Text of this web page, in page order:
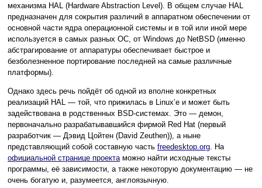
механизма HAL (Hardware Abstraction Level). В общем случае HAL
предназначен для сокрытия различий в аппаратном обеспечении от
основной части ядра операционной системы и в той или иной мере
используется в самых разных ОС, от Windows до NetBSD (именно
абстрагирование от аппаратуры обеспечивает быстрое и
безболезненное портирование последней на самые различные
платформы).
Однако здесь речь пойдёт об одной из вполне конкретных
реализаций HAL — той, что прижилась в Linux’е и может быть
задействована в родственных BSD-системах. Это — демон,
первоначально разрабатывавшийся фирмой Red Hat (первый
разработчик — Дэвид Цойтен (David Zeuthen)), а ныне
представляющий собой составную часть freedesktop.org. На
официальной странице проектаможно найти исходные тексты
программы, её зависимости, а также некоторую документацию — не
очень богатую и, разумеется, англоязычную.